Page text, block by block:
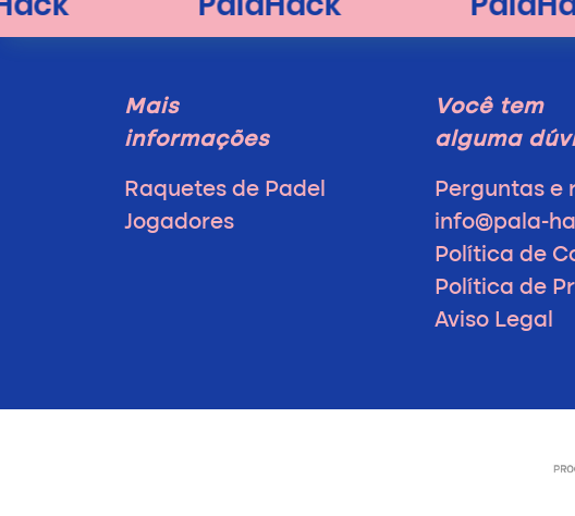
Mais
informações
Raquetes de Padel
Jogadores
Você tem
alguma
Perguntas e
info@pala-
Política de
Política de
Aviso Legal